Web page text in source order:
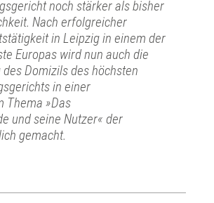
noch stärker als bisher
Nach erfolgreicher
in Leipzig in einem der
Europas wird nun auch die
Domizils des höchsten
in einer
Thema »Das
und seine Nutzer« der
gemacht.